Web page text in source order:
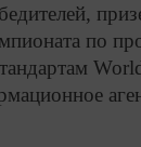
по